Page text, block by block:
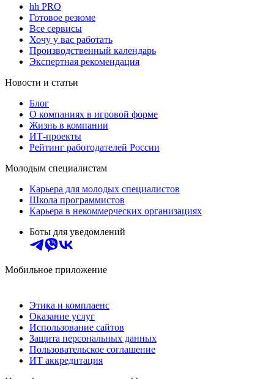
hh PRO
Готовое резюме
Все сервисы
Хочу у вас работать
Производственный календарь
Экспертная рекомендация
Новости и статьи
Блог
О компаниях в игровой форме
Жизнь в компании
ИТ-проекты
Рейтинг работодателей России
Молодым специалистам
Карьера для молодых специалистов
Школа программистов
Карьера в некоммерческих организациях
Боты для уведомлений
Мобильное приложение
Этика и комплаенс
Оказание услуг
Использование сайтов
Защита персональных данных
Пользовательское соглашение
ИТ аккредитация